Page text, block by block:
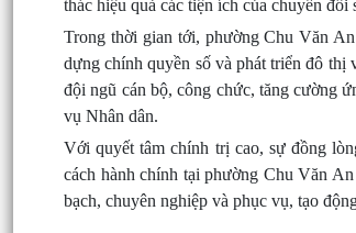
thác hiệu quả các tiện ích của chuyển đổi
Trong thời gian tới, phường Chu Văn
dựng chính quyền số và phát triển đô thị
đội ngũ cán bộ, công chức, tăng cường
vụ Nhân dân.
Với quyết tâm chính trị cao, sự đồng
cách hành chính tại phường Chu Văn
bạch, chuyên nghiệp và phục vụ, tạo